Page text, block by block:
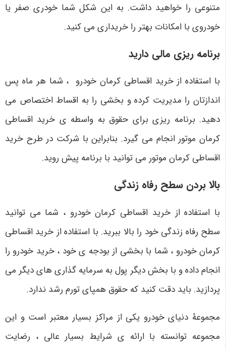
متنوعی را خواهید داشت. به این شکل شما خودری صفر یا
خودروی با امکانات بهتر را خریداری می کنید.
برنامه ‌ریزی مالی دارید
با استفاده از خرید اقساطی کرمان خودرو ، شما هر ماه پس
اندازتان را مدیریت کرده و بخشی را به اقساط اختصاص می
دهید. برنامه ریزی برای حقوق به واسطه ی خرید اقساطی
کرمان موتور انجام می گیرد. بنابراین با شرکت در طرح خرید
اقساطی کرمان موتور می توانید با برنامه پیش روید.
بالا بردن سطح رفاه زندگی
با استفاده از خرید اقساطی کرمان خودرو ، شما می توانید
سطح رفاه زندگی خود را بالا ببرید. با استفاده از خرید اقساطی
کرمان خودرو ، شما با بخشی از بودجه ی خود ، خرید خودرو را
انجام داده و با بخش دیگر پول به سرمایه گذاری های دیگر می
پردازید. باید دقت کنید که حقوق همپای تورم رشد ندارد.
مجموعۀ دنیای خودرو یکی از مراکز بسیار معتبر است و این
مجموعه توانسته با ارائه ی شرایط بسیار عالی ، رضایت